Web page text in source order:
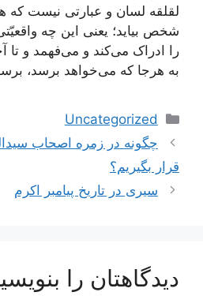
لقلقه لسان و عبارتی نیست که
شخص بیاید؛ یعنی این چه
را ادراک می‌کند و می‌فهمد و تا
به هرجا که می‌خواهد برسد،
دسته‌ها
Uncategorized
ناوبری
نوشته‌ها
چگونه در زمره اصحاب
قرار بگیریم؟
سیری در تاریخ پیامبر اکرم
دیدگاهتان را